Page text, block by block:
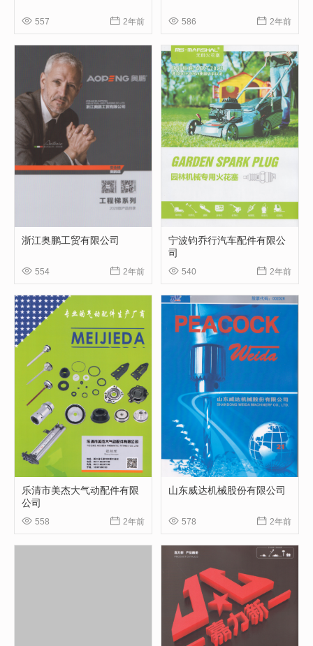
 557  2年前  586  2年前
浙江奥鹏工贸有限公司
 554  2年前
宁波钧乔行汽车配件有限公
司
 540  2年前
乐清市美杰大气动配件有限
公司
 558  2年前
山东威达机械股份有限公司
 578  2年前